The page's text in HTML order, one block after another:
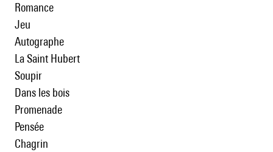
Romance
Jeu
Autographe
La Saint Hubert
Soupir
Dans les bois
Promenade
Pensée
Chagrin